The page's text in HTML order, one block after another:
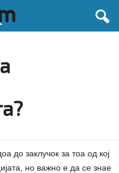
до заклучок за тоа од кој
но важно е да се знае